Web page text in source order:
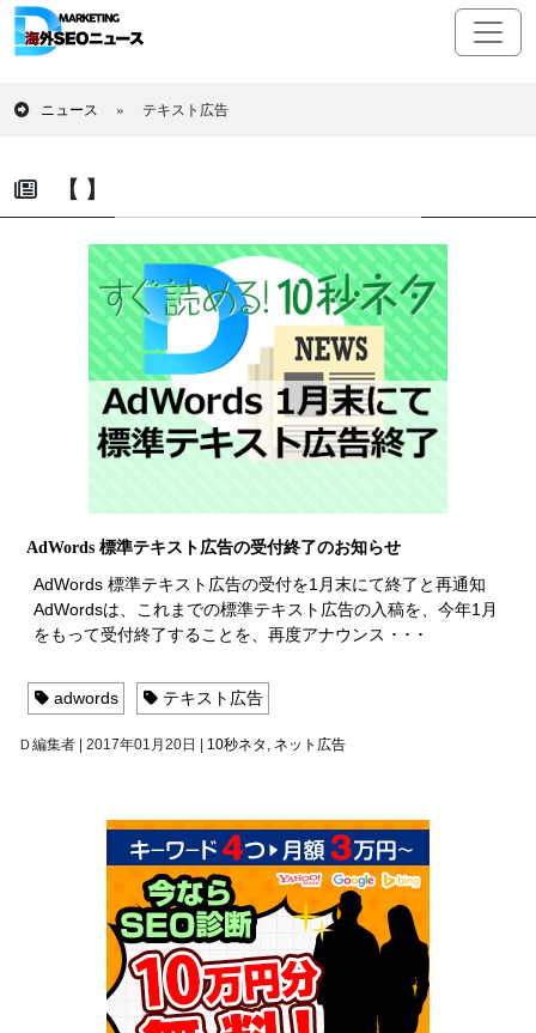
ニュース » テキスト広告
【 】
AdWords 標準テキスト広告の受付終了のお知らせ
AdWords 標準テキスト広告の受付を1月末にて終了と再通知
AdWordsは、これまでの標準テキスト広告の入稿を、今年1月
をもって受付終了することを、再度アナウンス ･ ･ ･
adwords テキスト広告
Ｄ編集者 2017年01月20日 10秒ネタ , ネット広告